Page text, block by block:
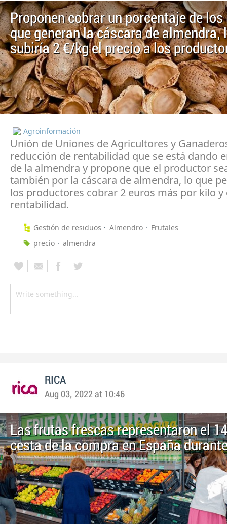
Proponen cobrar un porcentaje de
que generan la cáscara de almendra,
subiría 2 €/kg el precio a los
Agroinformación
Unión de Uniones de Agricultores y
reducción de rentabilidad que se está dando
de la almendra y propone que el productor
también por la cáscara de almendra, lo que
los productores cobrar 2 euros más por kilo y
rentabilidad.
Gestión de residuos Almendro
Frutales
precio
almendra
RICA
Aug 03, 2022 at 10:46
Las frutas frescas representaron el
cesta de la compra en España